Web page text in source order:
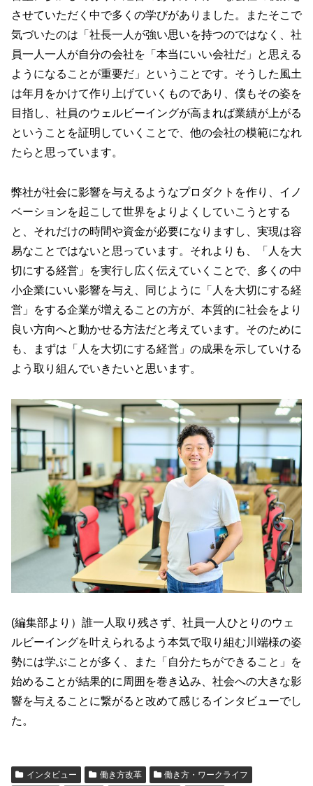
させていただく中で多くの学びがありました。またそこで
気づいたのは「社長一人が強い思いを持つのではなく、社
員一人一人が自分の会社を「本当にいい会社だ」と思える
ようになることが重要だ」ということです。そうした風土
は年月をかけて作り上げていくものであり、僕もその姿を
目指し、社員のウェルビーイングが高まれば業績が上がる
ということを証明していくことで、他の会社の模範になれ
たらと思っています。
弊社が社会に影響を与えるようなプロダクトを作り、イノ
ベーションを起こして世界をよりよくしていこうとする
と、それだけの時間や資金が必要になりますし、実現は容
易なことではないと思っています。それよりも、「人を大
切にする経営」を実行し広く伝えていくことで、多くの中
小企業にいい影響を与え、同じように「人を大切にする経
営」をする企業が増えることの方が、本質的に社会をより
良い方向へと動かせる方法だと考えています。そのために
も、まずは「人を大切にする経営」の成果を示していける
よう取り組んでいきたいと思います。
(編集部より）誰一人取り残さず、社員一人ひとりのウェ
ルビーイングを叶えられるよう本気で取り組む川端様の姿
勢には学ぶことが多く、また「自分たちができること」を
始めることが結果的に周囲を巻き込み、社会への大きな影
響を与えることに繋がると改めて感じるインタビューでし
た。
インタビュー 働き方改革
働き方・ワークライフ